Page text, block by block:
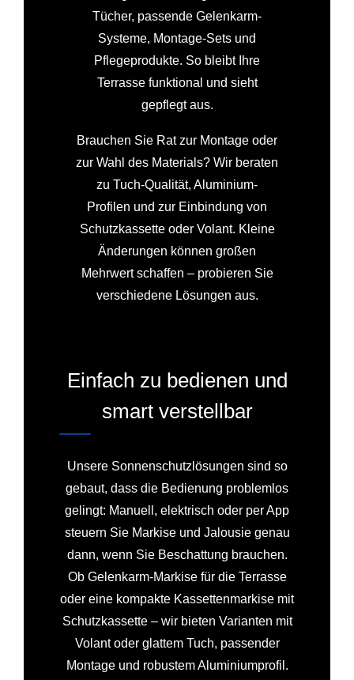
Tücher, passende Gelenkarm-
Systeme, Montage-Sets und
Pflegeprodukte. So bleibt Ihre
Terrasse funktional und sieht
gepflegt aus.
Brauchen Sie Rat zur Montage oder
zur Wahl des Materials? Wir beraten
zu Tuch-Qualität, Aluminium-
Profilen und zur Einbindung von
Schutzkassette oder Volant. Kleine
Änderungen können großen
Mehrwert schaffen – probieren Sie
verschiedene Lösungen aus.
Einfach zu bedienen und
smart verstellbar
Unsere Sonnenschutzlösungen sind so
gebaut, dass die Bedienung problemlos
gelingt: Manuell, elektrisch oder per App
steuern Sie Markise und Jalousie genau
dann, wenn Sie Beschattung brauchen.
Ob Gelenkarm-Markise für die Terrasse
oder eine kompakte Kassettenmarkise mit
Schutzkassette – wir bieten Varianten mit
Volant oder glattem Tuch, passender
Montage und robustem Aluminiumprofil.